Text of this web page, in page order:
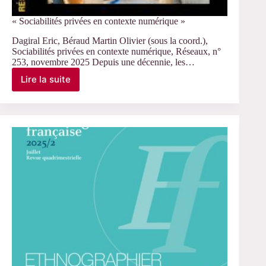
« Sociabilités privées en contexte numérique »
Dagiral Eric, Béraud Martin Olivier (sous la coord.),
Sociabilités privées en contexte numérique, Réseaux, n°
253, novembre 2025 Depuis une décennie, les…
Lire la suite« Sociabilités
numérique »